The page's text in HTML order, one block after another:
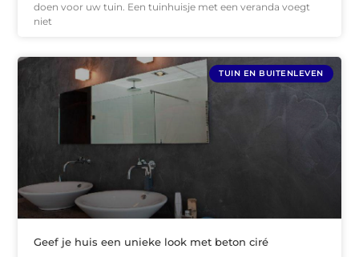
doen voor uw tuin. Een tuinhuisje met een veranda voegt
niet
TUIN EN BUITENLEVEN
Geef je huis een unieke look met beton ciré